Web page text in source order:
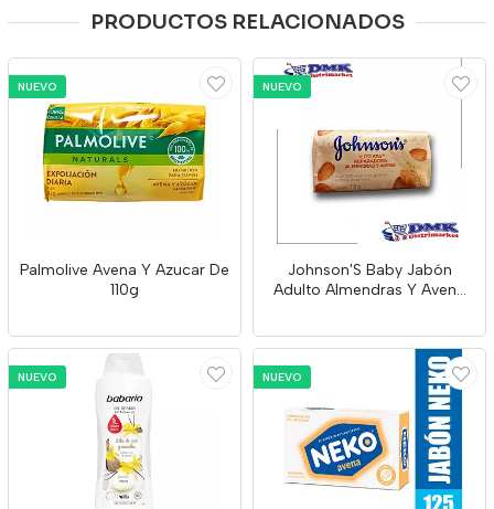
PRODUCTOS RELACIONADOS
NUEVO
Palmolive Avena Y Azucar De
110g
NUEVO
Johnson'S Baby Jabón
Adulto Almendras Y Avena
NUEVO NUEVO